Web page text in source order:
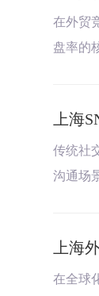
在外贸
盘率的
上海
传统社
沟通场
上海
在全球